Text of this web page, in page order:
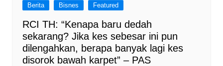
Berita Bisnes Featured
RCI TH: “Kenapa baru dedah
sekarang? Jika kes sebesar ini pun
dilengahkan, berapa banyak lagi kes
disorok bawah karpet” – PAS